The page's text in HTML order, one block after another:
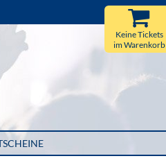
Keine Tickets
im Warenkorb